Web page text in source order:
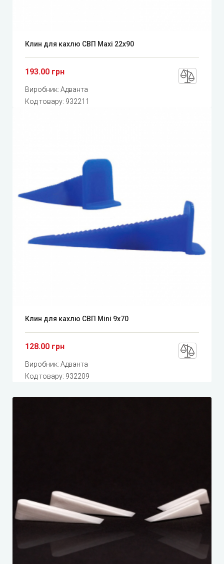
Клин для кахлю СВП Maxi 22x90
193.00 грн
Виробник: Адванта
Код товару: 932211
Клин для кахлю СВП Mini 9x70
128.00 грн
Виробник: Адванта
Код товару: 932209